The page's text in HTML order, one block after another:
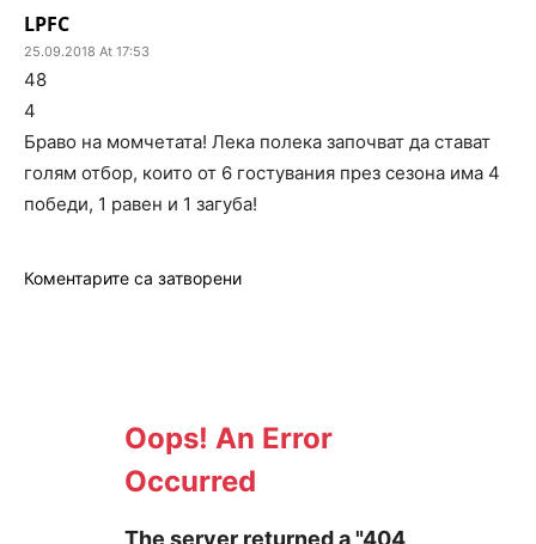
LPFC
25.09.2018 At 17:53
48
4
Браво на момчетата! Лека полека започват да стават
голям отбор, които от 6 гостувания през сезона има 4
победи, 1 равен и 1 загуба!
Коментарите са затворени